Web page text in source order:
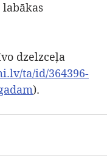
labākas
dzelzceļa
ta/id/364396-
).